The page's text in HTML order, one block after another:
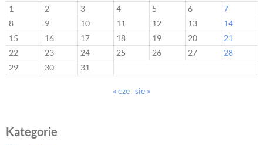
1
2 3 4 5 6
7
8
9 10 11 12 13
14
15
16 17 18 19 20
21
22
23 24 25 26 27
28
29
30 31
« cze sie »
Kategorie